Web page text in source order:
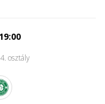
19:00
osztály